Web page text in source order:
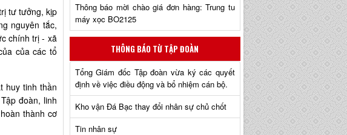
tư tưởng, kịp
nguyên tắc,
chính trị - xã
của các tổ
huy tinh thần
đoàn, linh
thành cơ
Thông báo mời chào giá đơn hàng: Trung tu
máy xọc BO2125
THÔNG BÁO TỪ TẬP ĐOÀN
Tổng Giám đốc Tập đoàn vừa ký các quyết
định về việc điều động và bổ nhiệm cán bộ.
Kho vận Đá Bạc thay đổi nhân sự chủ chốt
Tin nhân sự